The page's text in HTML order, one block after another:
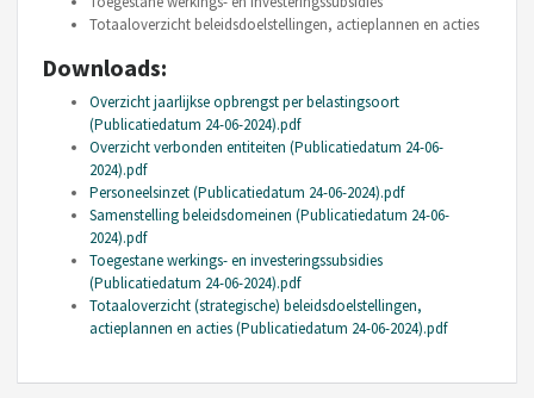
Totaaloverzicht beleidsdoelstellingen, actieplannen en acties
Downloads:
Overzicht jaarlijkse opbrengst per belastingsoort
(Publicatiedatum 24-06-2024).pdf
Overzicht verbonden entiteiten (Publicatiedatum 24-06-
2024).pdf
Personeelsinzet (Publicatiedatum 24-06-2024).pdf
Samenstelling beleidsdomeinen (Publicatiedatum 24-06-
2024).pdf
Toegestane werkings- en investeringssubsidies
(Publicatiedatum 24-06-2024).pdf
Totaaloverzicht (strategische) beleidsdoelstellingen,
actieplannen en acties (Publicatiedatum 24-06-2024).pdf